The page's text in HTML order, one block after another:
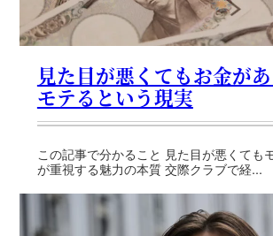
見た目が悪くてもお金が
モテるという現実
この記事で分かること 見た目が悪くても
が重視する魅力の本質 交際クラブで経...